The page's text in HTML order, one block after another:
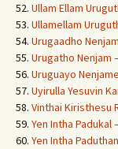
52. Ullam Ellam
53. Ullamellam
54. Urugaadho
55. Urugatho
56. Uruguayo
57. Uyirulla Yesuvin
58. Vinthai Kiristhesu
59. Yen Intha
60. Yen Intha